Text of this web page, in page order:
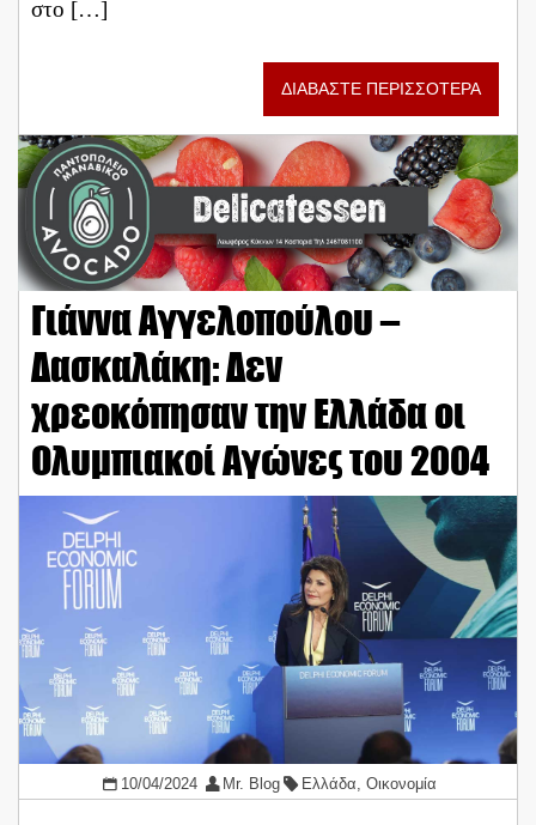
στο […]
ΔΙΑΒΑΣΤΕ ΠΕΡΙΣΣΟΤΕΡΑ
Γιάννα Αγγελοπούλου –
Δασκαλάκη: Δεν
χρεοκόπησαν την Ελλάδα οι
Ολυμπιακοί Αγώνες του 2004
10/04/2024 Mr. Blog Ελλάδα,Οικονομία